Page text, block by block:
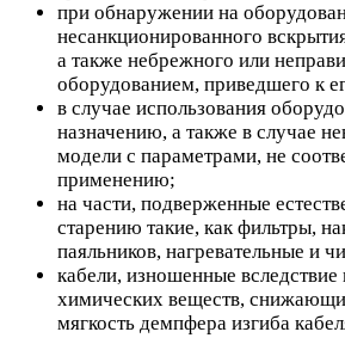
при обнаружении на
несанкционированного
а также небрежного или
оборудованием, приведшего к
в случае использования
назначению, а также в случае
модели с параметрами, не
применению;
на части, подверженные
старению такие, как фильтры,
паяльников, нагревательные и
кабели, изношенные вследствие
химических веществ,
мягкость демпфера изгиба